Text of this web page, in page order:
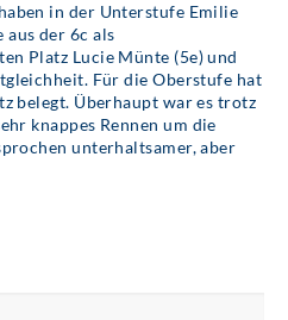
in der Unterstufe Emilie
aus der 6c als
Platz Lucie Münte (5e) und
Für die Oberstufe hat
belegt. Überhaupt war es trotz
knappes Rennen um die
unterhaltsamer, aber